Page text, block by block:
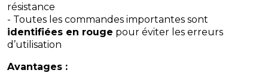
résistance
- Toutes les commandes importantes sont
identifiées en rouge pour éviter les erreurs
d’utilisation
Avantages :